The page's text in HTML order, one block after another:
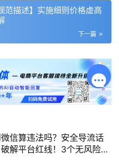
范描述】实施细则价格虚高
下一篇
信算违法吗？安全导流话
解平台红线！3个无风险导